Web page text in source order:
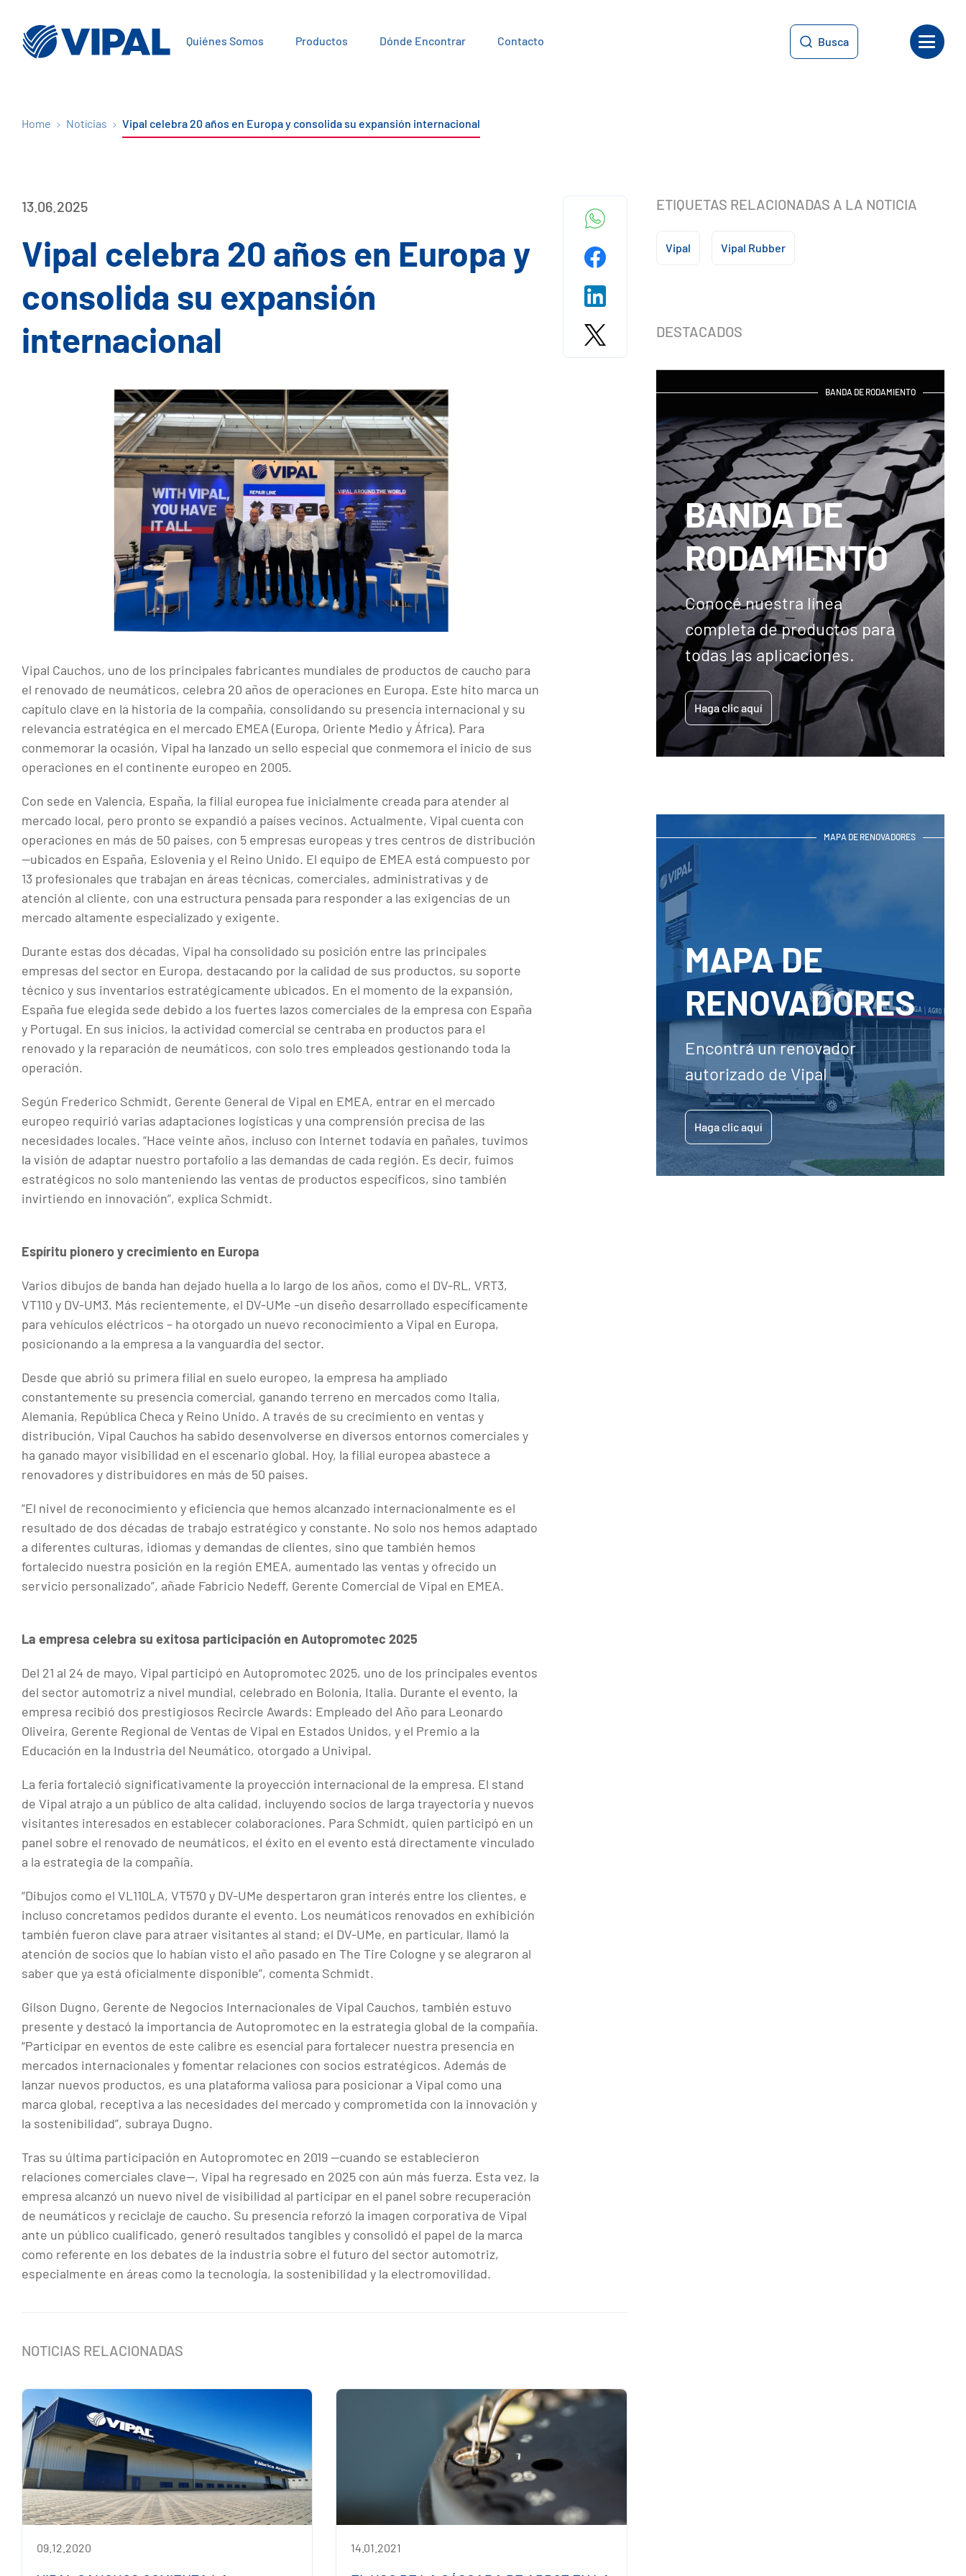
Quiénes Somos Productos Dónde Encontrar Contacto Busca
Home Notícias Vipal celebra 20 años en Europa y consolida su expansión internacional
13.06.2025
Vipal celebra 20 años en Europa y
consolida su expansión
internacional
Vipal Cauchos, uno de los principales fabricantes mundiales de productos de caucho para
el renovado de neumáticos, celebra 20 años de operaciones en Europa. Este hito marca un
capítulo clave en la historia de la compañía, consolidando su presencia internacional y su
relevancia estratégica en el mercado EMEA (Europa, Oriente Medio y África). Para
conmemorar la ocasión, Vipal ha lanzado un sello especial que conmemora el inicio de sus
operaciones en el continente europeo en 2005.
Con sede en Valencia, España, la filial europea fue inicialmente creada para atender al
mercado local, pero pronto se expandió a países vecinos. Actualmente, Vipal cuenta con
operaciones en más de 50 países, con 5 empresas europeas y tres centros de distribución
—ubicados en España, Eslovenia y el Reino Unido. El equipo de EMEA está compuesto por
13 profesionales que trabajan en áreas técnicas, comerciales, administrativas y de
atención al cliente, con una estructura pensada para responder a las exigencias de un
mercado altamente especializado y exigente.
Durante estas dos décadas, Vipal ha consolidado su posición entre las principales
empresas del sector en Europa, destacando por la calidad de sus productos, su soporte
técnico y sus inventarios estratégicamente ubicados. En el momento de la expansión,
España fue elegida sede debido a los fuertes lazos comerciales de la empresa con España
y Portugal. En sus inicios, la actividad comercial se centraba en productos para el
renovado y la reparación de neumáticos, con solo tres empleados gestionando toda la
operación.
Según Frederico Schmidt, Gerente General de Vipal en EMEA, entrar en el mercado
europeo requirió varias adaptaciones logísticas y una comprensión precisa de las
necesidades locales. “Hace veinte años, incluso con Internet todavía en pañales, tuvimos
la visión de adaptar nuestro portafolio a las demandas de cada región. Es decir, fuimos
estratégicos no solo manteniendo las ventas de productos específicos, sino también
invirtiendo en innovación”, explica Schmidt.
Espíritu pionero y crecimiento en Europa
Varios dibujos de banda han dejado huella a lo largo de los años, como el DV-RL, VRT3,
VT110 y DV-UM3. Más recientemente, el DV-UMe –un diseño desarrollado específicamente
para vehículos eléctricos – ha otorgado un nuevo reconocimiento a Vipal en Europa,
posicionando a la empresa a la vanguardia del sector.
Desde que abrió su primera filial en suelo europeo, la empresa ha ampliado
constantemente su presencia comercial, ganando terreno en mercados como Italia,
Alemania, República Checa y Reino Unido. A través de su crecimiento en ventas y
distribución, Vipal Cauchos ha sabido desenvolverse en diversos entornos comerciales y
ha ganado mayor visibilidad en el escenario global. Hoy, la filial europea abastece a
renovadores y distribuidores en más de 50 países.
“El nivel de reconocimiento y eficiencia que hemos alcanzado internacionalmente es el
resultado de dos décadas de trabajo estratégico y constante. No solo nos hemos adaptado
a diferentes culturas, idiomas y demandas de clientes, sino que también hemos
fortalecido nuestra posición en la región EMEA, aumentado las ventas y ofrecido un
servicio personalizado”, añade Fabricio Nedeff, Gerente Comercial de Vipal en EMEA.
La empresa celebra su exitosa participación en Autopromotec 2025
Del 21 al 24 de mayo, Vipal participó en Autopromotec 2025, uno de los principales eventos
del sector automotriz a nivel mundial, celebrado en Bolonia, Italia. Durante el evento, la
empresa recibió dos prestigiosos Recircle Awards: Empleado del Año para Leonardo
Oliveira, Gerente Regional de Ventas de Vipal en Estados Unidos, y el Premio a la
Educación en la Industria del Neumático, otorgado a Univipal.
La feria fortaleció significativamente la proyección internacional de la empresa. El stand
de Vipal atrajo a un público de alta calidad, incluyendo socios de larga trayectoria y nuevos
visitantes interesados en establecer colaboraciones. Para Schmidt, quien participó en un
panel sobre el renovado de neumáticos, el éxito en el evento está directamente vinculado
a la estrategia de la compañía.
“Dibujos como el VL110LA, VT570 y DV-UMe despertaron gran interés entre los clientes, e
incluso concretamos pedidos durante el evento. Los neumáticos renovados en exhibición
también fueron clave para atraer visitantes al stand; el DV-UMe, en particular, llamó la
atención de socios que lo habían visto el año pasado en The Tire Cologne y se alegraron al
saber que ya está oficialmente disponible”, comenta Schmidt.
Gilson Dugno, Gerente de Negocios Internacionales de Vipal Cauchos, también estuvo
presente y destacó la importancia de Autopromotec en la estrategia global de la compañía.
“Participar en eventos de este calibre es esencial para fortalecer nuestra presencia en
mercados internacionales y fomentar relaciones con socios estratégicos. Además de
lanzar nuevos productos, es una plataforma valiosa para posicionar a Vipal como una
marca global, receptiva a las necesidades del mercado y comprometida con la innovación y
la sostenibilidad”, subraya Dugno.
Tras su última participación en Autopromotec en 2019 —cuando se establecieron
relaciones comerciales clave—, Vipal ha regresado en 2025 con aún más fuerza. Esta vez, la
empresa alcanzó un nuevo nivel de visibilidad al participar en el panel sobre recuperación
de neumáticos y reciclaje de caucho. Su presencia reforzó la imagen corporativa de Vipal
ante un público cualificado, generó resultados tangibles y consolidó el papel de la marca
como referente en los debates de la industria sobre el futuro del sector automotriz,
especialmente en áreas como la tecnología, la sostenibilidad y la electromovilidad.
NOTICIAS RELACIONADAS
09.12.2020 14.01.2021
ETIQUETAS RELACIONADAS A LA NOTICIA
Vipal Vipal Rubber
DESTACADOS
BANDA DE RODAMIENTO
BANDA DE
RODAMIENTO
Conocé nuestra línea
completa de productos para
todas las aplicaciones.
Haga clic aquí
MAPA DE RENOVADORES
MAPA DE
RENOVADORES
Encontrá un renovador
autorizado de Vipal
Haga clic aquí